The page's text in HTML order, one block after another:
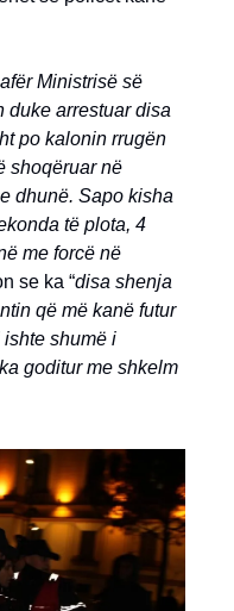
Ministrisë së
arrestuar disa
po kalonin rrugën
shoqëruar në
dhunë. Sapo kisha
të plota, 4
me forcë në
se ka “disa shenja
që më kanë futur
shumë i
goditur me shkelm